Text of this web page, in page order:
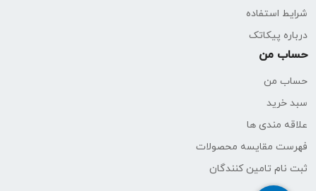
شرایط استفاده
درباره پیکاتک
حساب من
حساب من
سبد خرید
علاقه مندی ها
فهرست مقایسه محصولات
ثبت نام تامین کنندگان